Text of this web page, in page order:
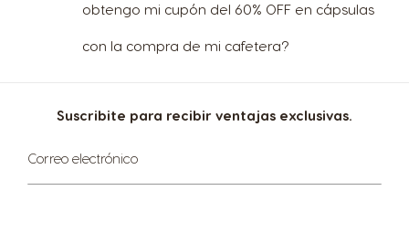
obtengo mi cupón del 60% OFF en cápsulas
con la compra de mi cafetera?
Suscribite para recibir ventajas exclusivas.
Suscríbase
al
boletín
Correo electrónico